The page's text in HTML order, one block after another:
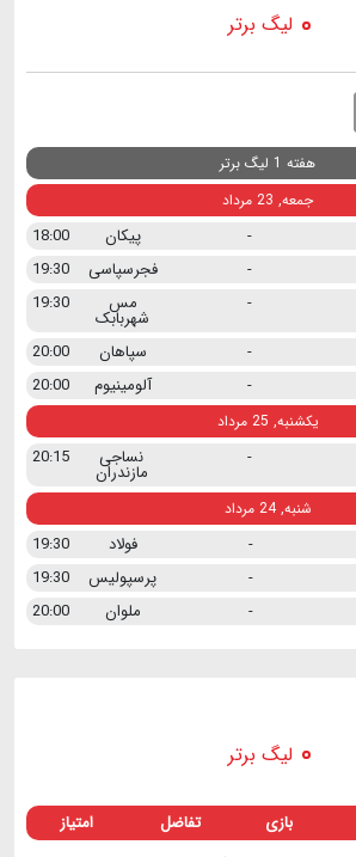
لیگ برتر
هفته 1 لیگ برتر
جمعه, 23 مرداد
- پیکان
18:00
- فجرسپاسی
19:30
- مس
شهربابک
19:30
- سپاهان
20:00
- آلومینیوم 20:00
یکشنبه, 25 مرداد
- نساجی
مازندران
20:15
شنبه, 24 مرداد
- فولاد
19:30
- پرسپولیس
19:30
- ملوان 20:00
لیگ برتر
بازی تفاضل امتیاز